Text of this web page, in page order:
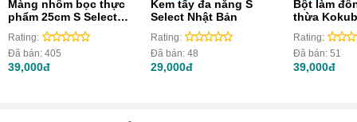
Màng nhôm bọc thực
phẩm 25cm S Select
Nhật Bản
Rating:
Đã bán: 405
39,000đ
Kem tẩy đa năng S
Select Nhật Bản
Rating:
Đã bán:48
29,000đ
Bột làm
thừa
Rating:
Đã bán:51
39,000đ